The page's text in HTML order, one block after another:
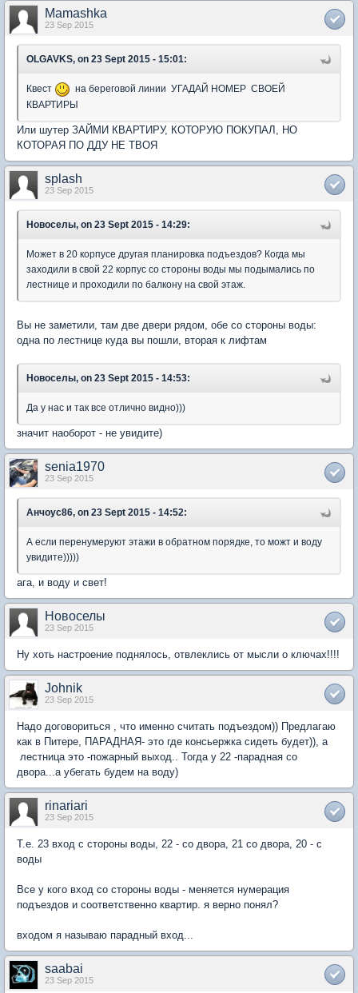
Mamashka
23 Sep 2015
OLGAVKS, on 23 Sept 2015 - 15:01:
Квест
на береговой линии УГАДАЙ НОМЕР СВОЕЙ
КВАРТИРЫ
Или шутер ЗАЙМИ КВАРТИРУ, КОТОРУЮ ПОКУПАЛ, НО
КОТОРАЯ ПО ДДУ НЕ ТВОЯ
splash
23 Sep 2015
Новоселы, on 23 Sept 2015 - 14:29:
Может в 20 корпусе другая планировка подъездов? Когда мы
заходили в свой 22 корпус со стороны воды мы подымались по
лестнице и проходили по балкону на свой этаж.
Вы не заметили, там две двери рядом, обе со стороны воды:
одна по лестнице куда вы пошли, вторая к лифтам
Новоселы, on 23 Sept 2015 - 14:53:
Да у нас и так все отлично видно)))
значит наоборот - не увидите)
senia1970
23 Sep 2015
Анчоус86, on 23 Sept 2015 - 14:52:
А если перенумеруют этажи в обратном порядке, то можт и воду
увидите)))))
ага, и воду и свет!
Новоселы
23 Sep 2015
Ну хоть настроение поднялось, отвлеклись от мысли о ключах!!!!
Johnik
23 Sep 2015
Надо договориться , что именно считать подъездом)) Предлагаю
как в Питере, ПАРАДНАЯ- это где консьержка сидеть будет)), а
лестница это -пожарный выход.. Тогда у 22 -парадная со
двора...а убегать будем на воду)
rinariari
23 Sep 2015
Т.е. 23 вход с стороны воды, 22 - со двора, 21 со двора, 20 - с
воды
Все у кого вход со стороны воды - меняется нумерация
подъездов и соответственно квартир. я верно понял?
входом я называю парадный вход...
saabai
23 Sep 2015